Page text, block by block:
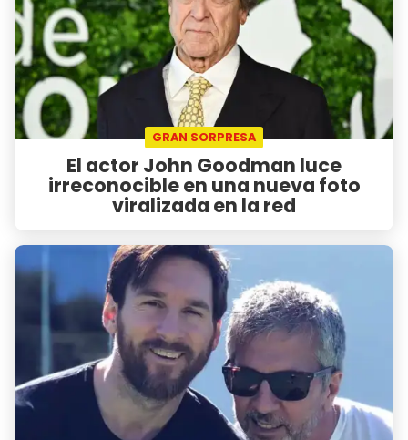
GRAN SORPRESA
El actor John Goodman luce
irreconocible en una nueva foto
viralizada en la red